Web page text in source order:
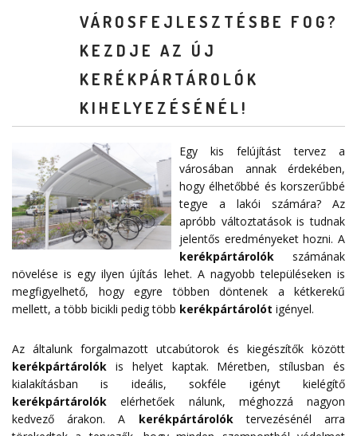
VÁROSFEJLESZTÉSBE FOG?
KEZDJE AZ ÚJ
KERÉKPÁRTÁROLÓK
KIHELYEZÉSÉNÉL!
Egy kis felújítást tervez a
városában annak érdekében,
hogy élhetőbbé és korszerűbbé
tegye a lakói számára? Az
apróbb változtatások is tudnak
jelentős eredményeket hozni. A
kerékpártárolók számának
növelése is egy ilyen újítás lehet. A nagyobb településeken is
megfigyelhető, hogy egyre többen döntenek a kétkerekű
mellett, a több bicikli pedig több kerékpártárolót igényel.
Az általunk forgalmazott utcabútorok és kiegészítők között
kerékpártárolók is helyet kaptak. Méretben, stílusban és
kialakításban is ideális, sokféle igényt kielégítő
kerékpártárolók elérhetőek nálunk, méghozzá nagyon
kedvező árakon. A kerékpártárolóktervezésénél arra